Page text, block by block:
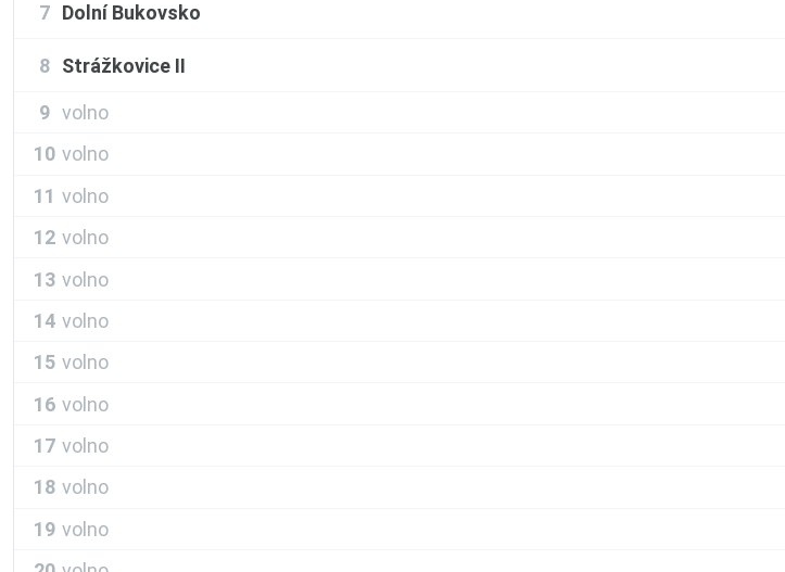
7 Dolní Bukovsko
8 Strážkovice II
9 volno
10 volno
11 volno
12 volno
13 volno
14 volno
15 volno
16 volno
17 volno
18 volno
19 volno